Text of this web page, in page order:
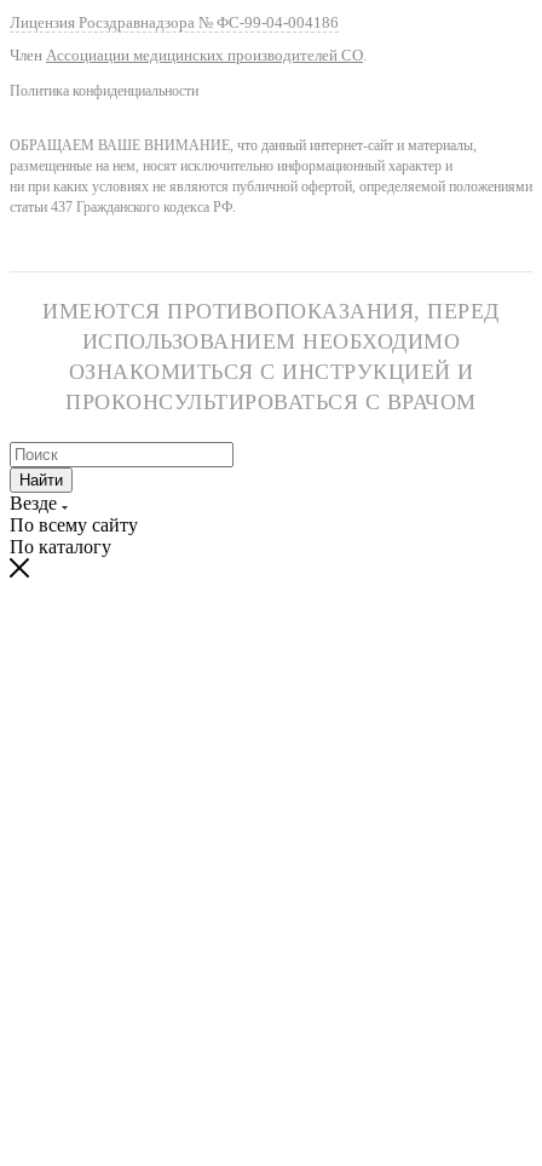
Лицензия Росздравнадзора № ФС-99-04-004186
Член Ассоциации медицинских производителей СО
Политика конфиденциальности
ОБРАЩАЕМ ВАШЕ ВНИМАНИЕ, что данный интернет-сайт и материалы,
размещенные на нем, носят исключительно информационный характер и
ни при каких условиях не являются публичной офертой, определяемой положениями
статьи 437 Гражданского кодекса РФ.
ИМЕЮТСЯ ПРОТИВОПОКАЗАНИЯ, ПЕРЕД
ИСПОЛЬЗОВАНИЕМ НЕОБХОДИМО
ОЗНАКОМИТЬСЯ С ИНСТРУКЦИЕЙ И
ПРОКОНСУЛЬТИРОВАТЬСЯ С ВРАЧОМ
Найти
Везде
По всему сайту
По каталогу